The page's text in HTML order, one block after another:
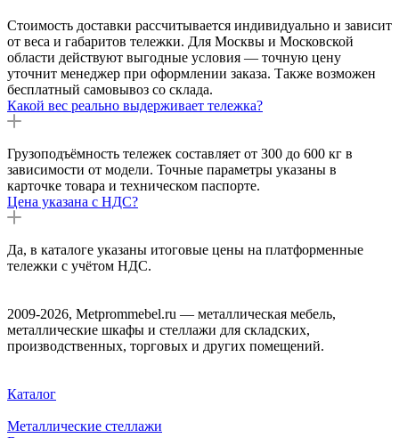
Стоимость доставки рассчитывается индивидуально и зависит
от веса и габаритов тележки. Для Москвы и Московской
области действуют выгодные условия — точную цену
уточнит менеджер при оформлении заказа. Также возможен
бесплатный самовывоз со склада.
Какой вес реально выдерживает тележка?
Грузоподъёмность тележек составляет от 300 до 600 кг в
зависимости от модели. Точные параметры указаны в
карточке товара и техническом паспорте.
Цена указана с НДС?
Да, в каталоге указаны итоговые цены на платформенные
тележки с учётом НДС.
2009-2026, Metprommebel.ru — металлическая мебель,
металлические шкафы и стеллажи для складских,
производственных, торговых и других помещений.
Каталог
Металлические стеллажи